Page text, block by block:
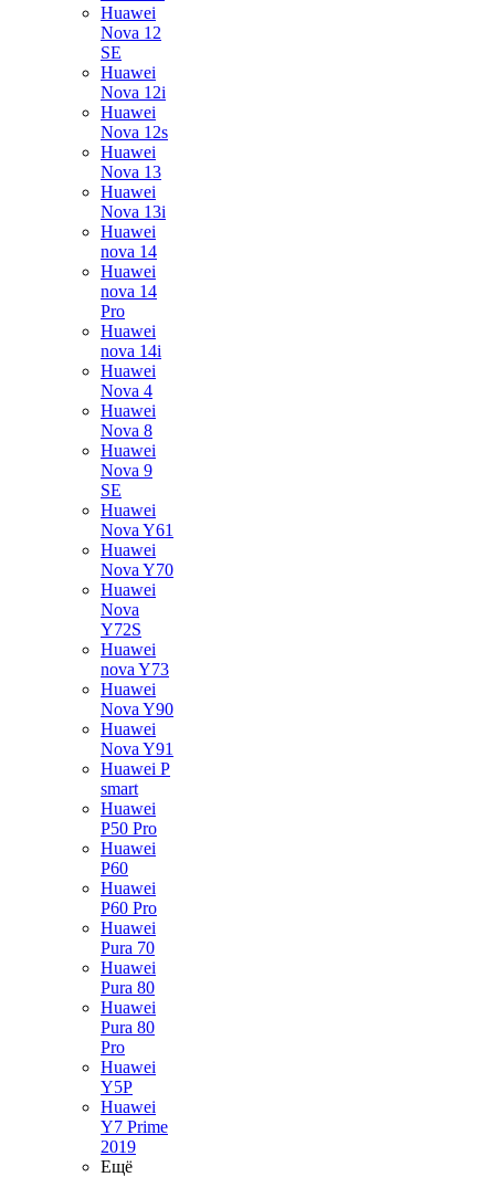
Huawei
Nova 12
SE
Huawei
Nova 12i
Huawei
Nova 12s
Huawei
Nova 13
Huawei
Nova 13i
Huawei
nova 14
Huawei
nova 14
Pro
Huawei
nova 14i
Huawei
Nova 4
Huawei
Nova 8
Huawei
Nova 9
SE
Huawei
Nova Y61
Huawei
Nova Y70
Huawei
Nova
Y72S
Huawei
nova Y73
Huawei
Nova Y90
Huawei
Nova Y91
Huawei P
smart
Huawei
P50 Pro
Huawei
P60
Huawei
P60 Pro
Huawei
Pura 70
Huawei
Pura 80
Huawei
Pura 80
Pro
Huawei
Y5P
Huawei
Y7 Prime
2019
Ещё